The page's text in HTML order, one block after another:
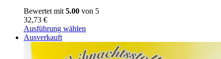
gezuckert
-
100%
vegan
Bewertet mit 5.00 von 5
32,73 €
Ausführung wählen
Ausverkauft